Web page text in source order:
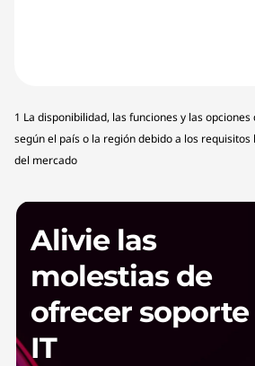
1 La disponibilidad, las funciones y las
según el país o la región debido a los requisitos
del mercado
Alivie las
molestias de
ofrecer soporte
IT